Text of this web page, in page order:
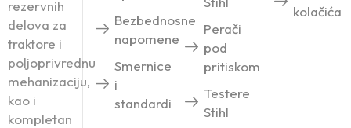
rezervnih
delova za
traktore i
poljoprivrednu
mehanizaciju,
kao i
kompletan
Bezbednosne
napomene
Smernice
i
standardi
Perači
pod
pritiskom
Testere
Stihl
kolačića